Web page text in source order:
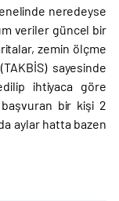
neredeyse
veriler güncel bir
zemin ölçme
sayesinde
ihtiyaca göre
başvuran bir kişi 2
aylar hatta bazen